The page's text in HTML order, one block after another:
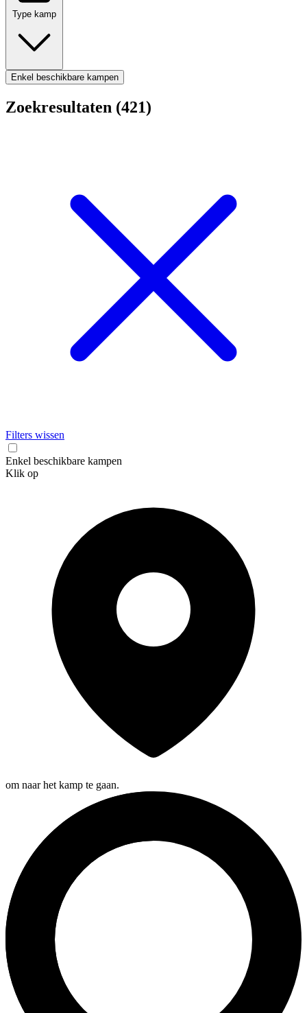
Type kamp
Enkel beschikbare kampen
Zoekresultaten (421)
Filters wissen
Enkel beschikbare kampen
Klik op
om naar het kamp te gaan.